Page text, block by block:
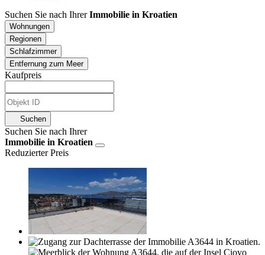
Suchen Sie nach IhrerImmobilie in Kroatien
Wohnungen
Regionen
Schlafzimmer
Entfernung zum Meer
Kaufpreis
Suchen
Suchen Sie nach Ihrer
Immobilie in Kroatien
Reduzierter Preis